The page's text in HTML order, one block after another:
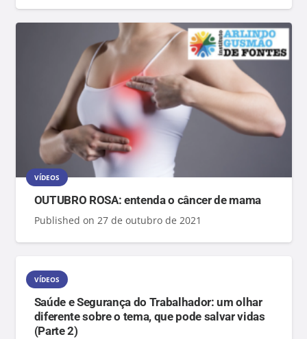
VÍDEOS
OUTUBRO ROSA: entenda o câncer de mama
Published on 27 de outubro de 2021
VÍDEOS
Saúde e Segurança do Trabalhador: um olhar
diferente sobre o tema, que pode salvar vidas
(Parte 2)